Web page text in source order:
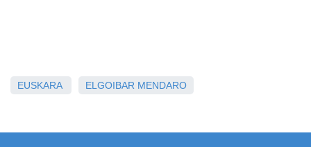
EUSKARA ELGOIBAR MENDARO